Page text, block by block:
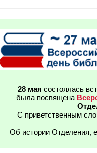
28 мая состоялась
была посвящена
С приветственным
Об истории Отделения,